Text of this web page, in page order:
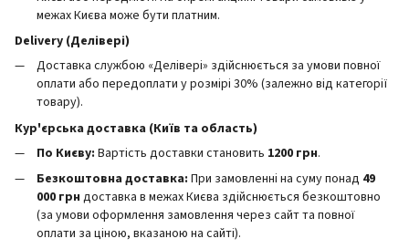
межах Києва може бути платним.
Delivery (Делівері)
Доставка службою «Делівері» здійснюється за умови повної
оплати або передоплати у розмірі 30% (залежно від категорії
товару).
Кур'єрська доставка (Київ та область)
По Києву: Вартість доставки становить 1200 грн.
Безкоштовна доставка: При замовленні на суму понад 49
000 грн доставка в межах Києва здійснюється безкоштовно
(за умови оформлення замовлення через сайт та повної
оплати за ціною, вказаною на сайті).